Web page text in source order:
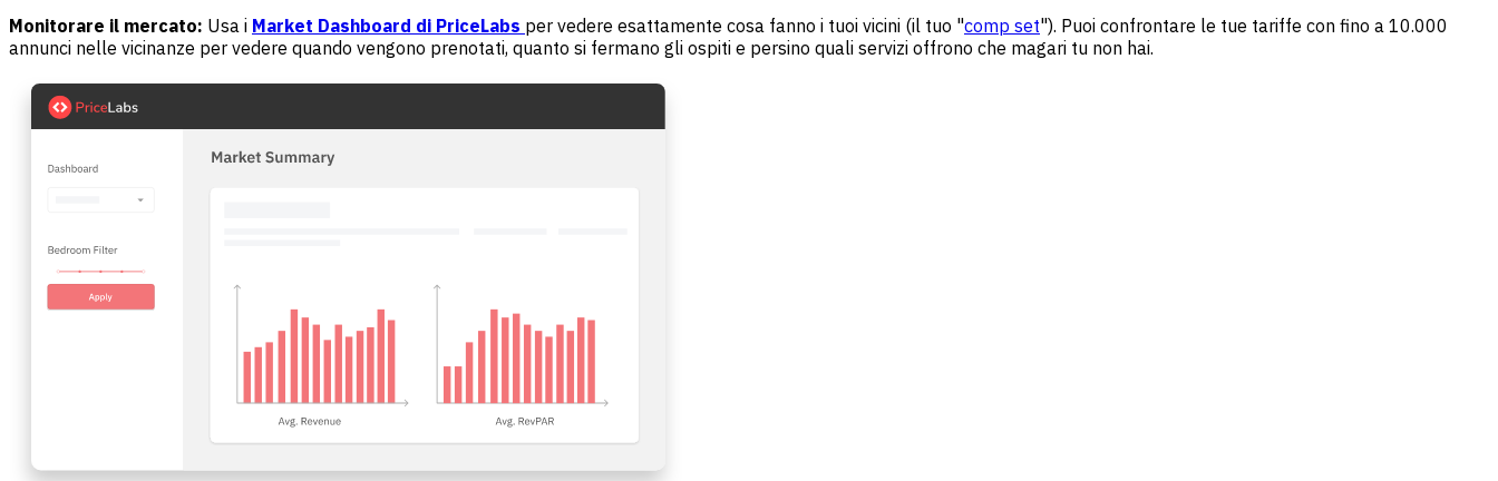
Monitorare il mercato: Usa i Market Dashboard di PriceLabs per vedere esattamente cosa fanno i tuoi vicini (il tuo "comp set"). Puoi confrontare le tue tariffe con fino a 10.000
annunci nelle vicinanze per vedere quando vengono prenotati, quanto si fermano gli ospiti e persino quali servizi offrono che magari tu non hai.